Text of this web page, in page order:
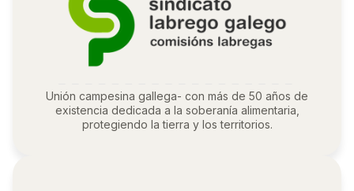
Unión campesina gallega- con más de 50 años de
existencia dedicada a la soberanía alimentaria,
protegiendo la tierra y los territorios.